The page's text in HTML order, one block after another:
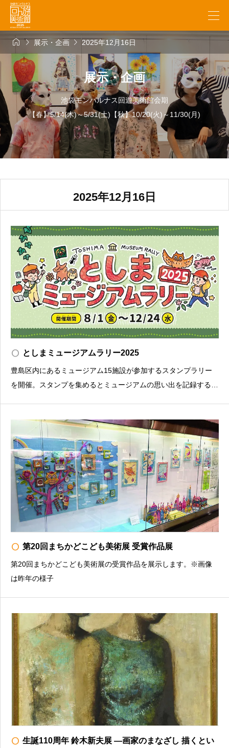
展示・企画2025年12月16日
展示・企画
池袋モンパルナス回遊美術館会期
【春】5/14(木)～5/31(土)【秋】10/20(火)～11/30(月)
2025年12月16日
radio_button_unchecked としまミュージアムラリー2025
豊島区内にあるミュージアム15施設が参加するスタンプラリー
を開催。スタンプを集めるとミュージアムの思い出を記録するノ
om-tokyo.com/toshima/mu
radio_button_unchecked 第20回まちかどこども美術展 受賞作品展
第20回まちかどこども美術展の受賞作品を展示します。※画像
は昨年の様子
radio_button_unchecked 生誕110周年 鈴木新夫展 ―画家のまなざし 描くとい